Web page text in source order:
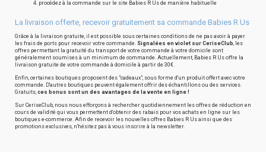
procédez à la commande sur le site Babies R Us de manière habituelle
La livraison offerte, recevoir gratuitement sa commande Babies R Us
Grâce à la livraison gratuite, il est possible sous certaines conditions de ne pas avoir à payer
les frais de ports pour recevoir votre commande. Signalées en violet sur CeriseClub, les
offres permettant la gratuité du transport de votre commande à votre domicile sont
généralement soumises à un minimum de commande. Actuellement, Babies R Us offre la
livraison gratuite de votre commande à domicile à partir de 30€.
Enfin, certaines boutiques proposent des "cadeaux", sous forme d'un produit offert avec votre
commande. D'autres boutiques peuvent également offrir des échantillons ou des services.
Gratuits, ces bonus sont un des avantages de la vente en ligne !
Sur CeriseClub, nous nous efforçons à rechercher quotidiennement les offres de réduction en
cours de validité qui vous permettent d'obtenir des rabais pour vos achats en ligne sur les
boutiques e-commerce. Afin de recevoir les nouvelles offres Babies R Us ainsi que des
promotions exclusives, n'hésitez pas à vous inscrire à la newsletter.